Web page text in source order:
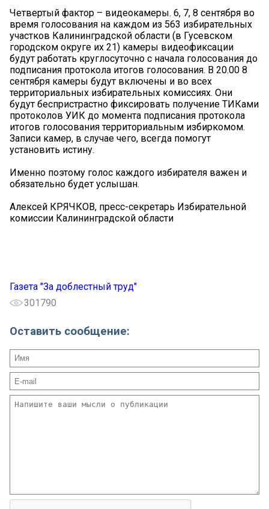
Четвертый фактор – видеокамеры. 6, 7, 8 сентября во
время голосования на каждом из 563 избирательных
участков Калининградской области (в Гусевском
городском округе их 21) камеры видеофиксации
будут работать круглосуточно с начала голосования до
подписания протокола итогов голосования. В 20.00 8
сентября камеры будут включены и во всех
территориальных избирательных комиссиях. Они
будут беспристрастно фиксировать получение ТИКами
протоколов УИК до момента подписания протокола
итогов голосования территориальным избиркомом.
Записи камер, в случае чего, всегда помогут
установить истину.
Именно поэтому голос каждого избирателя важен и
обязательно будет услышан.
Алексей КРЯЧКОВ, пресс-секретарь Избирательной
комиссии Калининградской области
Газета "За доблестный труд"
301790
Оставить сообщение: